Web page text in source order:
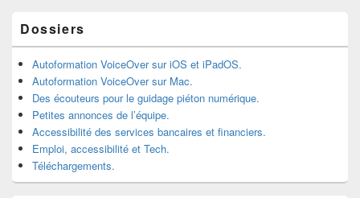
Dossiers
Autoformation VoiceOver sur iOS et iPadOS.
Autoformation VoiceOver sur Mac.
Des écouteurs pour le guidage piéton numérique.
Petites annonces de l’équipe.
Accessibilité des services bancaires et financiers.
Emploi, accessibilité et Tech.
Téléchargements.